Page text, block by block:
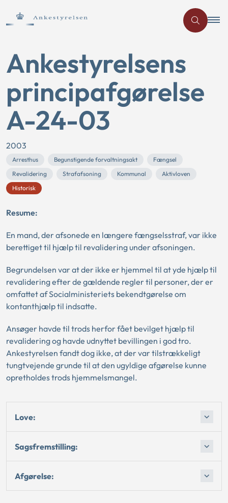
Ankestyrelsens
principafgørelse
A-24-03
2003
Arresthus Begunstigende forvaltningsakt
Fængsel
Revalidering
Strafafsoning Kommunal
Aktivloven
Historisk
Resume:
En mand, der afsonede en længere fængselsstraf, var ikke
berettiget til hjælp til revalidering under afsoningen.
Begrundelsen var at der ikke er hjemmel til at yde hjælp til
revalidering efter de gældende regler til personer, der er
omfattet af Socialministeriets bekendtgørelse om
kontanthjælp til indsatte.
Ansøger havde til trods herfor fået bevilget hjælp til
revalidering og havde udnyttet bevillingen i god tro.
Ankestyrelsen fandt dog ikke, at der var tilstrækkeligt
tungtvejende grunde til at den ugyldige afgørelse kunne
opretholdes trods hjemmelsmangel.
Love:
Sagsfremstilling:
Afgørelse: